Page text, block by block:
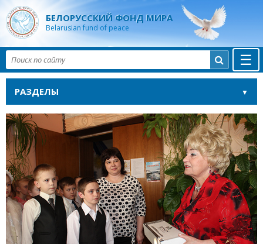
БЕЛОРУССКИЙ ФОНД МИРА
Belarusian fund of peace
☰

РАЗДЕЛЫ